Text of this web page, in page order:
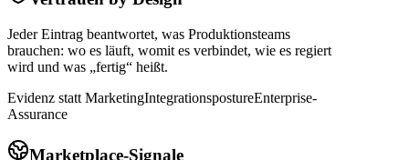
Jeder Eintrag beantwortet, was Produktionsteams
brauchen: wo es läuft, womit es verbindet, wie es regiert
wird und was „fertig“ heißt.
Evidenz statt MarketingIntegrationspostureEnterprise-
Assurance
Marketplace-Signale